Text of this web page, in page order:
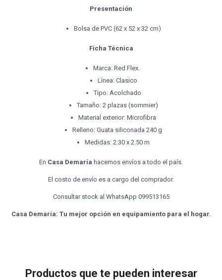
Presentación
Bolsa de PVC (62 x 52 x 32 cm)
Ficha Técnica
Marca: Red Flex.
Línea: Clasico
Tipo: Acolchado
Tamaño: 2 plazas (sommier)
Material exterior: Microfibra
Relleno: Guata siliconada 240 g
Medidas: 2.30 x 2.50 m
En Casa Demaría hacemos envíos a todo el país.
El costo de envío es a cargo del comprador.
Consultar stock al WhatsApp 099513165
Casa Demaría: Tu mejor opción en equipamiento para el hogar.
Productos que te pueden interesar